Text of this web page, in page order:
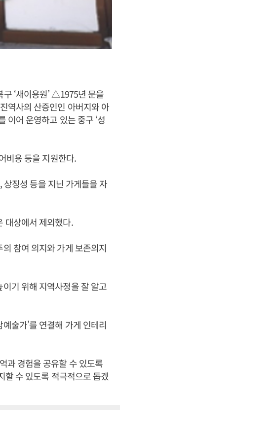
‘새이용원’ △1975년 문을
역사의 산증인인 아버지와 아
이어 운영하고 있는 중구 ‘성
비용 등을 지원한다.
징성 등을 지닌 가게들을 자
대상에서 제외했다.
참여 의지와 가게 보존의지
기 위해 지역사정을 잘 알고
술가’를 연결해 가게 인테리
과 경험을 공유할 수 있도록
할 수 있도록 적극적으로 돕겠